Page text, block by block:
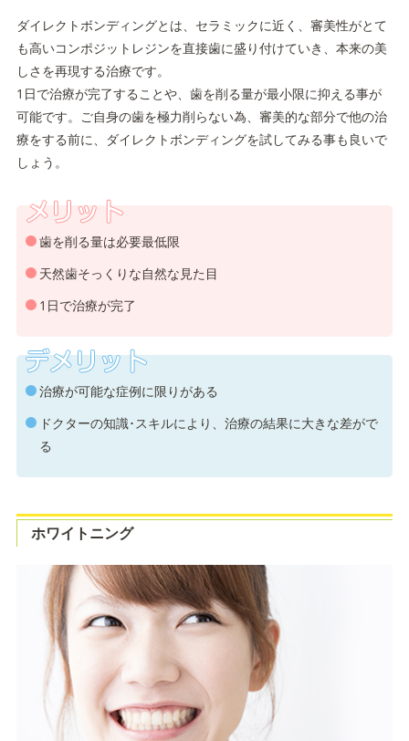
ダイレクトボンディングとは、セラミックに近く、審美性がとて
も高いコンポジットレジンを直接歯に盛り付けていき、本来の美
しさを再現する治療です。
1日で治療が完了することや、歯を削る量が最小限に抑える事が
可能です。ご自身の歯を極力削らない為、審美的な部分で他の治
療をする前に、ダイレクトボンディングを試してみる事も良いで
しょう。
歯を削る量は必要最低限
天然歯そっくりな自然な見た目
1日で治療が完了
治療が可能な症例に限りがある
ドクターの知識･スキルにより、治療の結果に大きな差がで
る
ホワイトニング